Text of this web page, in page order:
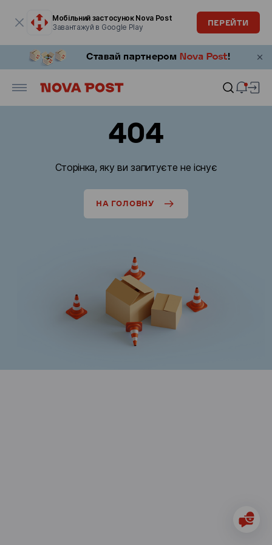
Мобільний застосунок Nova Post
Завантажуй в Google Play
ПЕРЕЙТИ
404
Сторінка, яку ви запитуєте не існує
НА ГОЛОВНУ